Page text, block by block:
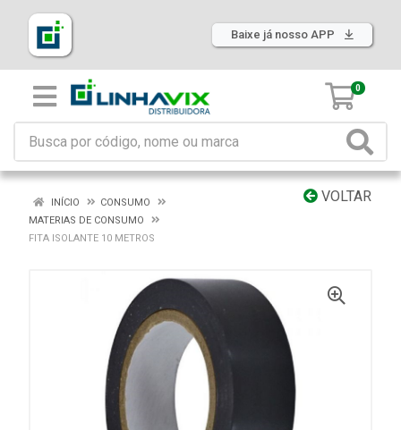
Baixe já nosso APP
0
VOLTAR
INÍCIO
CONSUMO
MATERIAS DE CONSUMO
FITA ISOLANTE 10 METROS